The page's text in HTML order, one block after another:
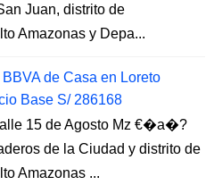
Juan, distrito de
Amazonas y Depa...
de Casa en Loreto
Base S/ 286168
15 de Agosto Mz €�a�?
de la Ciudad y distrito de
Amazonas ...